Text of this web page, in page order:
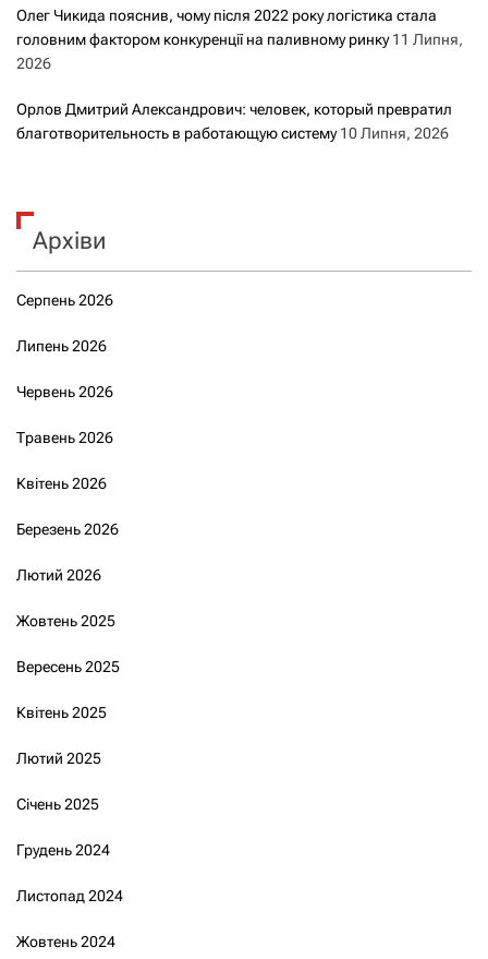
Олег Чикида пояснив, чому після 2022 року логістика стала
головним фактором конкуренції на паливному ринку 11 Липня,
2026
Орлов Дмитрий Александрович: человек, который превратил
благотворительность в работающую систему 10 Липня, 2026
Архіви
Серпень 2026
Липень 2026
Червень 2026
Травень 2026
Квітень 2026
Березень 2026
Лютий 2026
Жовтень 2025
Вересень 2025
Квітень 2025
Лютий 2025
Січень 2025
Грудень 2024
Листопад 2024
Жовтень 2024